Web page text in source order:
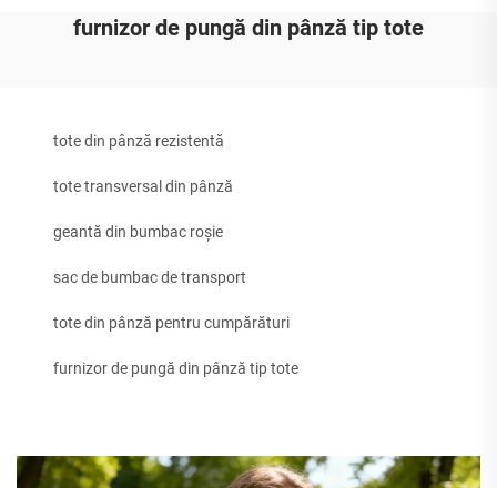
furnizor de pungă din pânză tip tote
tote din pânză rezistentă
tote transversal din pânză
geantă din bumbac roșie
sac de bumbac de transport
tote din pânză pentru cumpărături
furnizor de pungă din pânză tip tote